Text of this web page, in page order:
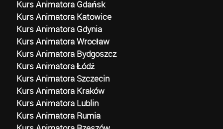
Kurs Animatora Gdańsk
Kurs Animatora Katowice
Kurs Animatora Gdynia
Kurs Animatora Wrocław
Kurs Animatora Bydgoszcz
Kurs Animatora Łódź
Kurs Animatora Szczecin
Kurs Animatora Kraków
Kurs Animatora Lublin
Kurs Animatora Rumia